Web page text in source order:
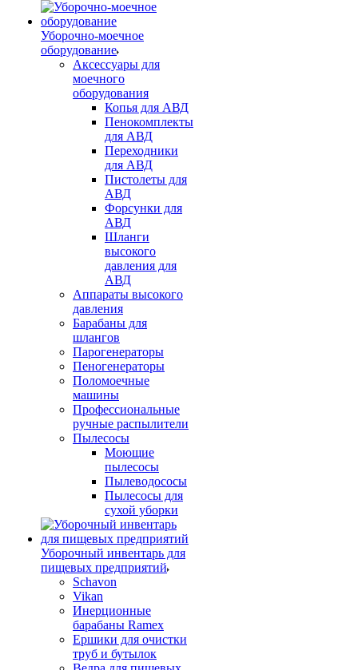
Уборочно-моечное
оборудование
Аксессуары для
моечного
оборудования
Копья для АВД
Пенокомплекты
для АВД
Переходники
для АВД
Пистолеты для
АВД
Форсунки для
АВД
Шланги
высокого
давления для
АВД
Аппараты высокого
давления
Барабаны для
шлангов
Парогенераторы
Пеногенераторы
Поломоечные
машины
Профессиональные
ручные распылители
Пылесосы
Моющие
пылесосы
Пылеводососы
Пылесосы для
сухой уборки
Уборочный инвентарь для
пищевых предприятий
Schavon
Vikan
Инерционные
барабаны Ramex
Ершики для очистки
труб и бутылок